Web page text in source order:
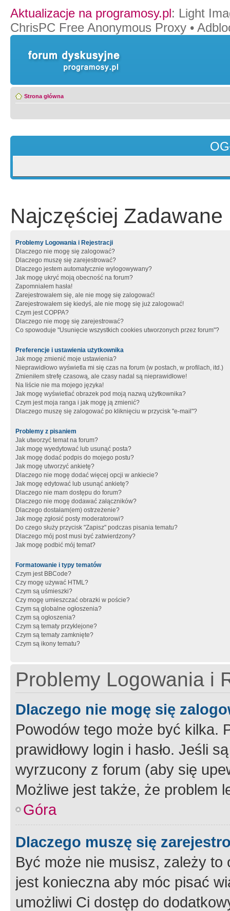
Aktualizacje na programosy.pl: Light
ChrisPC Free Anonymous Proxy •
Strona główna
Najczęściej Zadawane
Problemy Logowania i Rejestracji
Dlaczego nie mogę się zalogować?
Dlaczego muszę się zarejestrować?
Dlaczego jestem automatycznie wylogowywany?
Jak mogę ukryć moją obecność na forum?
Zapomniałem hasła!
Zarejestrowałem się, ale nie mogę się zalogować!
Zarejestrowałem się kiedyś, ale nie mogę się już zalogować!
Czym jest COPPA?
Dlaczego nie mogę się zarejestrować?
Co spowoduje "Usunięcie wszystkich cookies utworzonych przez forum"?
Preferencje i ustawienia użytkownika
Jak mogę zmienić moje ustawienia?
Nieprawidłowo wyświetla mi się czas na forum (w postach, w profilach, itd.)
Zmieniłem strefę czasową, ale czasy nadal są nieprawidłowe!
Na liście nie ma mojego języka!
Jak mogę wyświetlać obrazek pod moją nazwą użytkownika?
Czym jest moja ranga i jak mogę ją zmienić?
Dlaczego muszę się zalogować po kliknięciu w przycisk "e-mail"?
Problemy z pisaniem
Jak utworzyć temat na forum?
Jak mogę wyedytować lub usunąć posta?
Jak mogę dodać podpis do mojego postu?
Jak mogę utworzyć ankietę?
Dlaczego nie mogę dodać więcej opcji w ankiecie?
Jak mogę edytować lub usunąć ankietę?
Dlaczego nie mam dostępu do forum?
Dlaczego nie mogę dodawać załączników?
Dlaczego dostałam(em) ostrzeżenie?
Jak mogę zgłosić posty moderatorowi?
Do czego służy przycisk "Zapisz" podczas pisania tematu?
Dlaczego mój post musi być zatwierdzony?
Jak mogę podbić mój temat?
Formatowanie i typy tematów
Czym jest BBCode?
Czy mogę używać HTML?
Czym są uśmieszki?
Czy mogę umieszczać obrazki w poście?
Czym są globalne ogłoszenia?
Czym są ogłoszenia?
Czym są tematy przyklejone?
Czym są tematy zamknięte?
Czym są ikony tematu?
Problemy Logowania i
Dlaczego nie mogę się
Powodów tego może być kilka.
prawidłowy login i hasło. Jeśli
wyrzucony z forum (aby się
Możliwe jest także, że problem
Góra
Dlaczego muszę się
Być może nie musisz, zależy
jest konieczna aby móc pisać
umożliwi Ci dostęp do